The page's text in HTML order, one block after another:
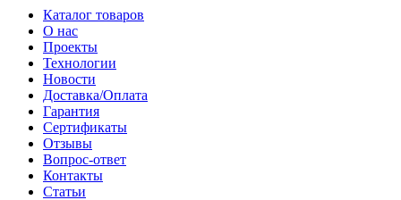
Каталог товаров
О нас
Проекты
Технологии
Новости
Доставка/Оплата
Гарантия
Сертификаты
Отзывы
Вопрос-ответ
Контакты
Статьи